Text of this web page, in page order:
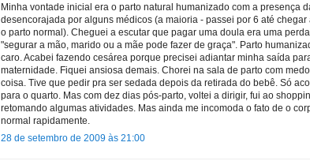
Minha vontade inicial era o parto natural humanizado com a presença
desencorajada por alguns médicos (a maioria - passei por 6 até chegar
o parto normal). Cheguei a escutar que pagar uma doula era uma
"segurar a mão, marido ou a mãe pode fazer de graça". Parto
caro. Acabei fazendo cesárea porque precisei adiantar minha saída
maternidade. Fiquei ansiosa demais. Chorei na sala de parto com
coisa. Tive que pedir pra ser sedada depois da retirada do bebê. Só
para o quarto. Mas com dez dias pós-parto, voltei a dirigir, fui ao
retomando algumas atividades. Mas ainda me incomoda o fato de o
normal rapidamente.
28 de setembro de 2009 às 21:00